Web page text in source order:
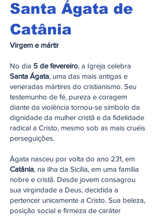
Santa Ágata de
Catânia
Virgem e mártir
No dia 5 de fevereiro, a Igreja celebra
Santa Ágata, uma das mais antigas e
veneradas mártires do cristianismo. Seu
testemunho de fé, pureza e coragem
diante da violência tornou-se símbolo da
dignidade da mulher cristã e da fidelidade
radical a Cristo, mesmo sob as mais cruéis
perseguições.
Ágata nasceu por volta do ano 231, em
Catânia, na ilha da Sicília, em uma família
nobre e cristã. Desde jovem consagrou
sua virgindade a Deus, decidida a
pertencer unicamente a Cristo. Sua beleza,
posição social e firmeza de caráter